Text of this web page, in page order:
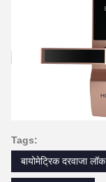
Tags:
बायोमेट्रिक दरवाजा लॉक